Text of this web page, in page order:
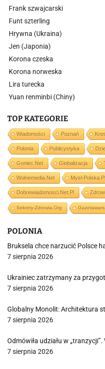
Frank szwajcarski
Funt szterling
Hrywna (Ukraina)
Jen (Japonia)
Korona czeska
Korona norweska
Lira turecka
Yuan renminbi (Chiny)
TOP KATEGORIE
Wiadomości Poznań
Polonia Publicystyka
Goniec.net Globalizacja
Wolnemedia.net Mysl-Polska.pl
Dobrewiadomosci.net.pl
Sekrety-Zdrowia.org
POLONIA
Bruksela chce narzucić Polsce
7 sierpnia 2026
Ukrainiec zatrzymany za
7 sierpnia 2026
Globalny Monolit: Architektura
7 sierpnia 2026
Odmówiła udziału w
7 sierpnia 2026